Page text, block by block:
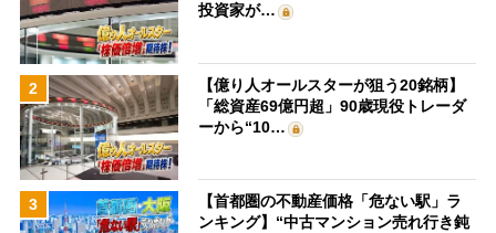
投資家が…
2
【億り人オールスターが狙う20銘柄】
「総資産69億円超」90歳現役トレーダ
ーから“10…
3
【首都圏の不動産価格「危ない駅」ラ
ンキング】“中古マンション売れ行き鈍